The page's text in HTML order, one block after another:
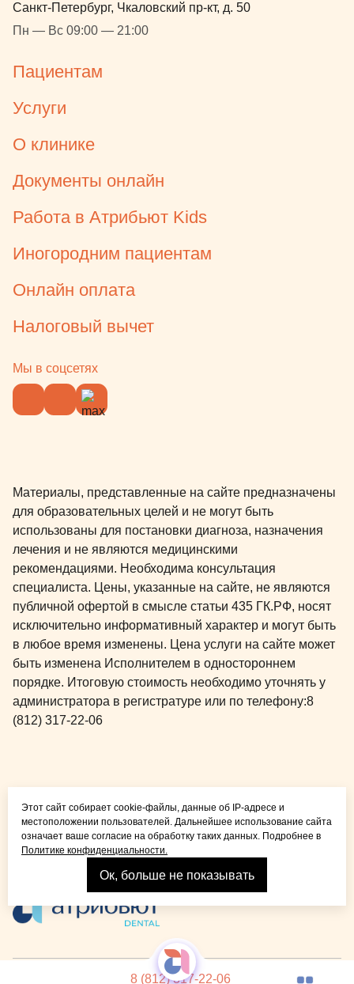
8 (812) 317-22-06
Санкт-Петербург, Чкаловский пр-кт, д. 50
Пн — Вс 09:00 — 21:00
Пациентам
Услуги
О клинике
Документы онлайн
Работа в Атрибьют Kids
Иногородним пациентам
Онлайн оплата
Налоговый вычет
Мы в соцсетях
Материалы, представленные на сайте предназначены
для образовательных целей и не могут быть
использованы для постановки диагноза, назначения
лечения и не являются медицинскими
рекомендациями. Необходима консультация
специалиста. Цены, указанные на сайте, не являются
публичной офертой в смысле статьи 435 ГК.РФ, носят
исключительно информативный характер и могут быть
в любое время изменены. Цена услуги на сайте может
быть изменена Исполнителем в одностороннем
порядке. Итоговую стоимость необходимо уточнять у
администратора в регистратуре или по телефону:8
(812) 317-22-06
детей и взрослых
Взрослая стоматология
© 2026 Детская стоматология Atribeaute KIDSЛицензия
Этот сайт собирает cookie-файлы, данные об IP-адресе и
местоположении пользователей. Дальнейшее использование сайта
означает ваше согласие на обработку таких данных. Подробнее в
Политике конфиденциальности.
Ок, больше не показывать